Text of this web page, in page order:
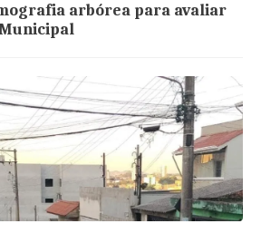
arbórea para avaliar